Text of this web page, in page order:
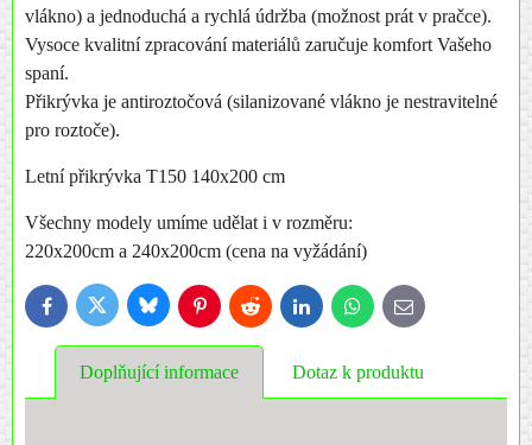
vlákno) a jednoduchá a rychlá údržba (možnost prát v pračce).
Vysoce kvalitní zpracování materiálů zaručuje komfort Vašeho
spaní.
Přikrývka je antiroztočová (silanizované vlákno je nestravitelné
pro roztoče).
Letní přikrývka T150 140x200 cm
Všechny modely umíme udělat i v rozměru:
220x200cm a 240x200cm (cena na vyžádání)
FacebookTwitter BlueskyPinterestReddit LinkedInWhatsApp
E-
mail
Doplňující informace Dotaz k produktu